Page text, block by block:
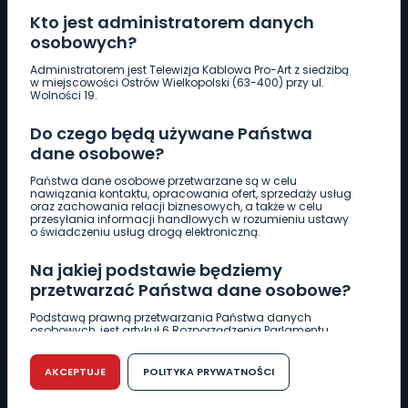
Kto jest administratorem danych
osobowych?
Administratorem jest Telewizja Kablowa Pro-Art z siedzibą
w miejscowości Ostrów Wielkopolski (63-400) przy ul.
Wolności 19.
Do czego będą używane Państwa
dane osobowe?
Państwa dane osobowe przetwarzane są w celu
nawiązania kontaktu, opracowania ofert, sprzedaży usług
oraz zachowania relacji biznesowych, a także w celu
przesyłania informacji handlowych w rozumieniu ustawy
o świadczeniu usług drogą elektroniczną.
Na jakiej podstawie będziemy
przetwarzać Państwa dane osobowe?
Podstawą prawną przetwarzania Państwa danych
osobowych, jest artykuł 6 Rozporządzenia Parlamentu
r. w sprawie ochrony osób fizycznych w związku z
przetwarzaniem danych osobowych w sprawie
swobodnego przepływu takich danych oraz uchylenia
dyrektywy 95/46/WE (RODO).
AKCEPTUJE POLITYKA PRYWATNOŚCI
Pobierz logotyp
661 997 997
REDAKCJA
62 735 22 22redakcja@wlkp24.info
DZIAŁ REKLAMY
62 735 01 85 reklama@wlkp24.info
WIADOMOŚCI
CIEKAWOSTKI